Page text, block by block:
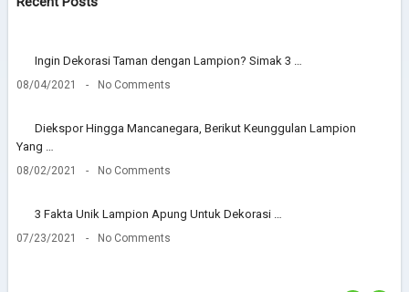
Ingin Dekorasi Taman dengan Lampion? Simak 3 …
08/04/2021 No Comments
Diekspor Hingga Mancanegara, Berikut Keunggulan Lampion
Yang …
08/02/2021 No Comments
3 Fakta Unik Lampion Apung Untuk Dekorasi …
07/23/2021 No Comments